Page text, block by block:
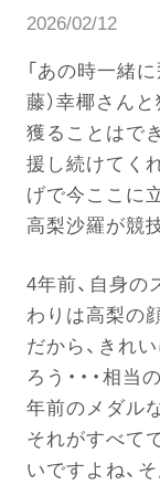
2026/02/12
「あの時一緒
藤）幸椰さん
獲ることはで
援し続けてく
げで今ここに立
高梨沙羅が競
4年前、自身の
わりは高梨の
だから、きれ
ろう・・・相
年前のメダル
それがすべて
いですよね、